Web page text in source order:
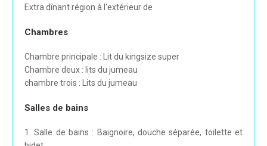
Extra dînant région à l'extérieur de
Chambres
Chambre principale : Lit du kingsize super
Chambre deux : lits du jumeau
chambre trois : Lits du jumeau
Salles de bains
1. Salle de bains : Baignoire, douche séparée, toilette et